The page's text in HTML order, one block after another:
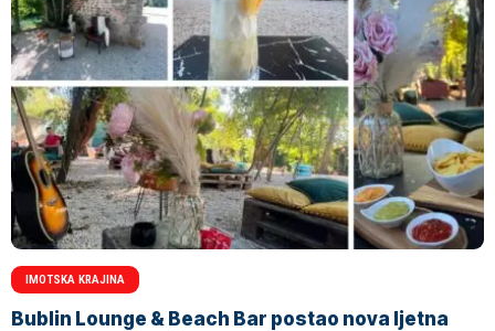
IMOTSKA KRAJINA
Bublin Lounge & Beach Bar postao nova ljetna